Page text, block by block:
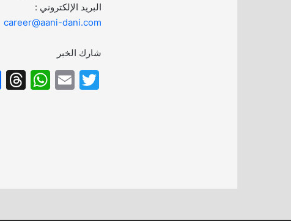
البريد الإلكتروني :
career@aani-dani.com
شارك الخبر
T
E
W
T